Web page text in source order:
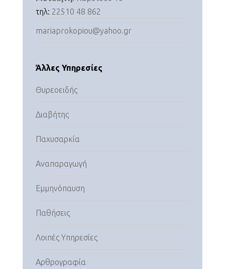
τηλ: 22510 48 862
mariaprokopiou@yahoo.gr
Άλλες Υπηρεσίες
Θυρεοειδής
Διαβήτης
Παχυσαρκία
Αναπαραγωγή
Εμμηνόπαυση
Παθήσεις
Λοιπές Υπηρεσίες
Αρθρογραφία